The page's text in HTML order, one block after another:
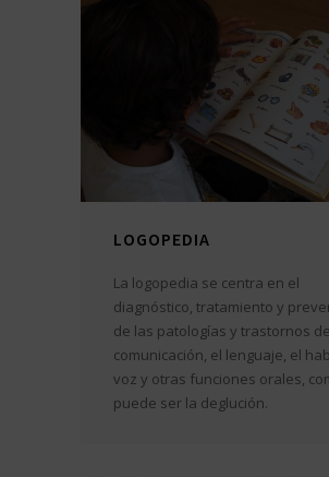
LOGOPEDIA
La logopedia se centra en el
diagnóstico, tratamiento y
de las patologías y trastornos
comunicación, el lenguaje, el
voz y otras funciones orales,
puede ser la deglución.